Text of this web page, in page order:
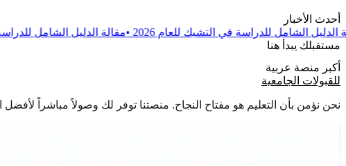
أحدث الأخبار
في التشيك للعام 2026
• مقالة الدليل الشامل للدراسة في بولندا للعام 2026
مستقبلك يبدأ هنا
أكبر منصة عربية
للقبولات الجامعية
نحن نؤمن بأن التعليم هو مفتاح النجاح. منصتنا توفر لك وصولاً مباشراً